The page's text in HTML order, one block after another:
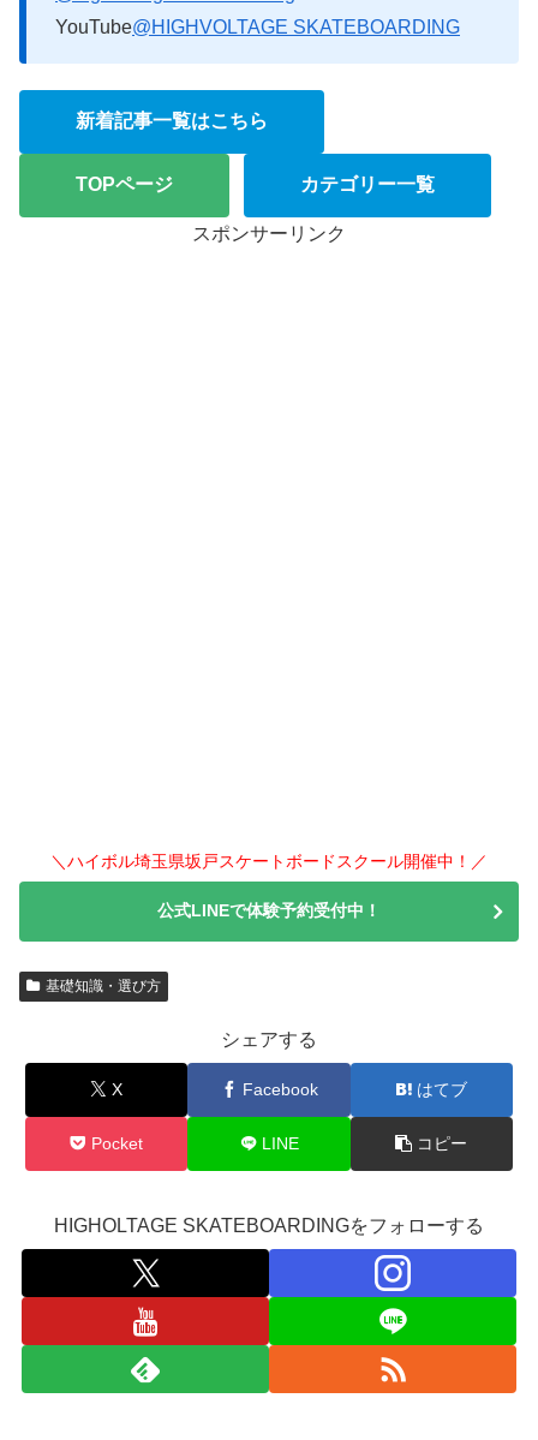
YouTube@HIGHVOLTAGE SKATEBOARDING
新着記事一覧はこちら
TOPページ カテゴリー一覧
スポンサーリンク
＼ハイボル埼玉県坂戸スケートボードスクール開催中！／
公式LINEで体験予約受付中！
基礎知識・選び方
シェアする
X Facebook はてブ
Pocket LINE コピー
HIGHOLTAGE SKATEBOARDINGをフォローする